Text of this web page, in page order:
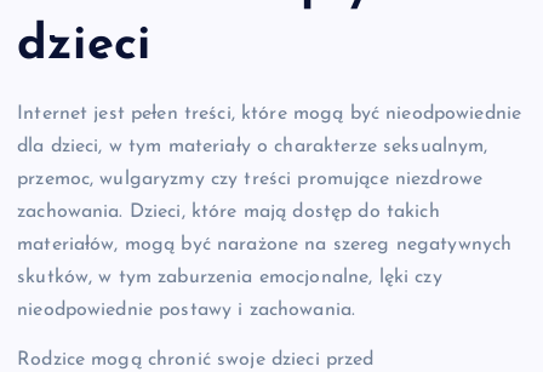
dzieci
Internet jest pełen treści, które mogą być nieodpowiednie
dla dzieci, w tym materiały o charakterze seksualnym,
przemoc, wulgaryzmy czy treści promujące niezdrowe
zachowania. Dzieci, które mają dostęp do takich
materiałów, mogą być narażone na szereg negatywnych
skutków, w tym zaburzenia emocjonalne, lęki czy
nieodpowiednie postawy i zachowania.
Rodzice mogą chronić swoje dzieci przed